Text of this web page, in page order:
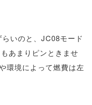
いのと、JC08モード
あまりピンときませ
環境によって燃費は左